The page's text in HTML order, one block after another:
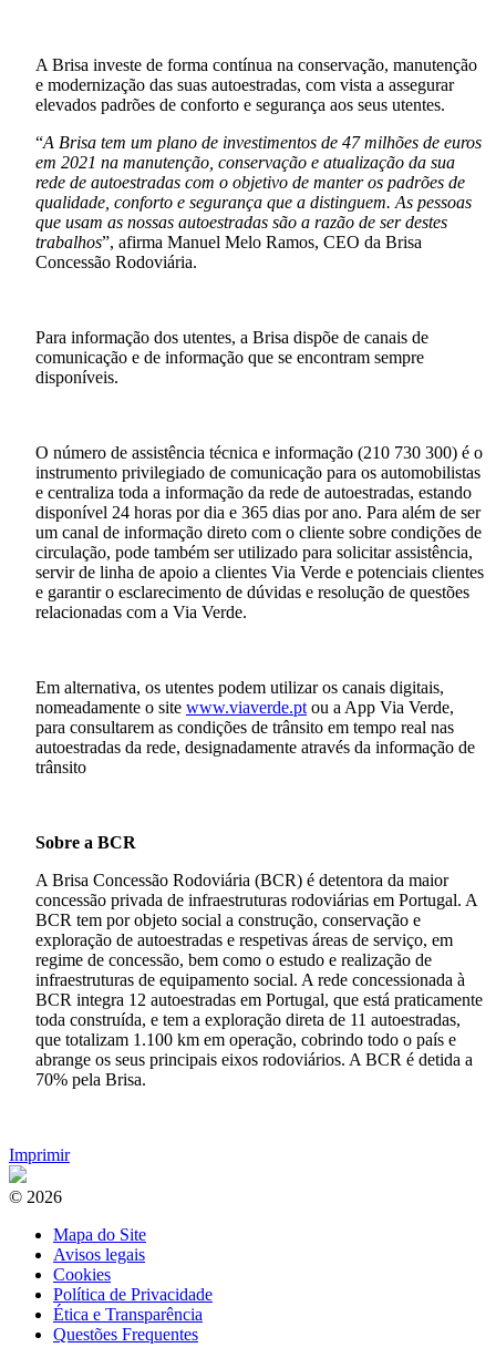
A Brisa investe de forma contínua na conservação, manutenção
e modernização das suas autoestradas, com vista a assegurar
elevados padrões de conforto e segurança aos seus utentes.
“A Brisa tem um plano de investimentos de 47 milhões de euros
em 2021 na manutenção, conservação e atualização da sua
rede de autoestradas com o objetivo de manter os padrões de
qualidade, conforto e segurança que a distinguem. As pessoas
que usam as nossas autoestradas são a razão de ser destes
trabalhos”, afirma Manuel Melo Ramos, CEO da Brisa
Concessão Rodoviária.
Para informação dos utentes, a Brisa dispõe de canais de
comunicação e de informação que se encontram sempre
disponíveis.
O número de assistência técnica e informação (210 730 300) é o
instrumento privilegiado de comunicação para os automobilistas
e centraliza toda a informação da rede de autoestradas, estando
disponível 24 horas por dia e 365 dias por ano. Para além de ser
um canal de informação direto com o cliente sobre condições de
circulação, pode também ser utilizado para solicitar assistência,
servir de linha de apoio a clientes Via Verde e potenciais clientes
e garantir o esclarecimento de dúvidas e resolução de questões
relacionadas com a Via Verde.
Em alternativa, os utentes podem utilizar os canais digitais,
nomeadamente o site www.viaverde.pt ou a App Via Verde,
para consultarem as condições de trânsito em tempo real nas
autoestradas da rede, designadamente através da informação de
trânsito
Sobre a BCR
A Brisa Concessão Rodoviária (BCR) é detentora da maior
concessão privada de infraestruturas rodoviárias em Portugal. A
BCR tem por objeto social a construção, conservação e
exploração de autoestradas e respetivas áreas de serviço, em
regime de concessão, bem como o estudo e realização de
infraestruturas de equipamento social. A rede concessionada à
BCR integra 12 autoestradas em Portugal, que está praticamente
toda construída, e tem a exploração direta de 11 autoestradas,
que totalizam 1.100 km em operação, cobrindo todo o país e
abrange os seus principais eixos rodoviários. A BCR é detida a
70% pela Brisa.
Imprimir
© 2026
Mapa do Site
Avisos legais
Cookies
Política de Privacidade
Ética e Transparência
Questões Frequentes